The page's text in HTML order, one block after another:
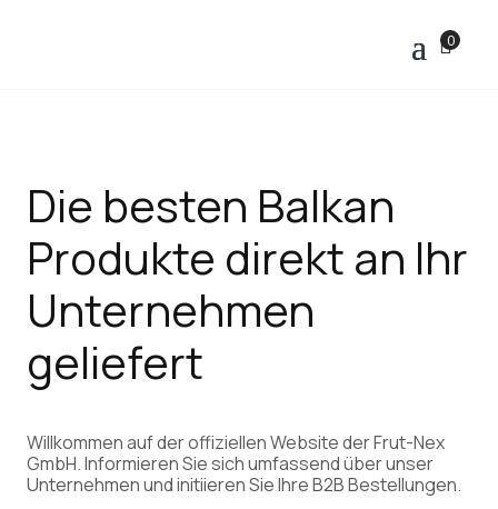
0
Die besten Balkan
Produkte direkt an Ihr
Unternehmen
geliefert
Willkommen auf der offiziellen Website der Frut-Nex
GmbH. Informieren Sie sich umfassend über unser
Unternehmen und initiieren Sie Ihre B2B Bestellungen.